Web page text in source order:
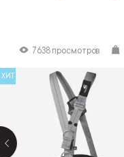
7638 просмотров
ХИТ